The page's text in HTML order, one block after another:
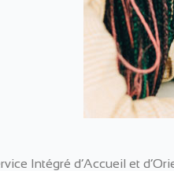
Intégré d’Accueil et